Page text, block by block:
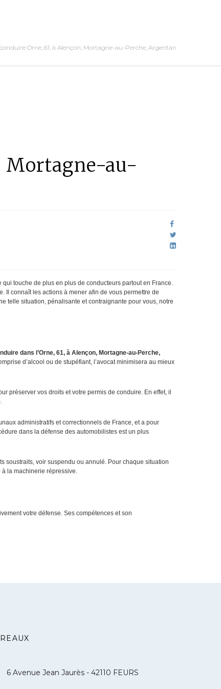
Orne, 61, à Alençon, Mortagne-au-Perche, Argentan
Mortagne-au-
touche de plus en plus de conducteurs partout en France.
Il connaît les actions à mener afin de vous permettre de
telle situation, pénalisante et contraignante pour vous, notre
dans l’Orne, 61, à Alençon, Mortagne-au-Perche,
d’alcool ou de stupéfiant, l’avocat minimisera au mieux
préserver vos droits et votre permis de conduire. En effet, il
administratifs et correctionnels de France, et a pour
dans la défense des automobilistes est un plus
soustraits, voir suspendu ou annulé. Pour chaque situation
à la machinerie répressive.
votre défense. Ses compétences et son
6 Avenue Jean Jaurès - 42110 FEURS